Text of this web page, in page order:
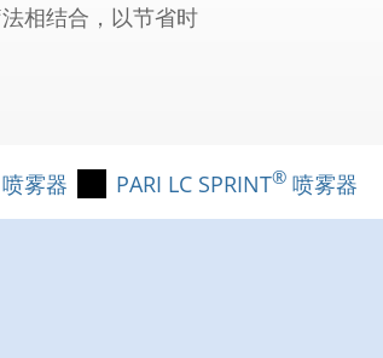
相结合，以节省时
喷雾器 PARI LC SPRINT® 喷雾器